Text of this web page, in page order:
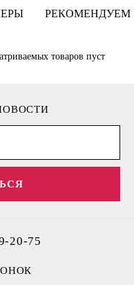
РЕКОМЕНДУЕМ
товаров пуст
20-75